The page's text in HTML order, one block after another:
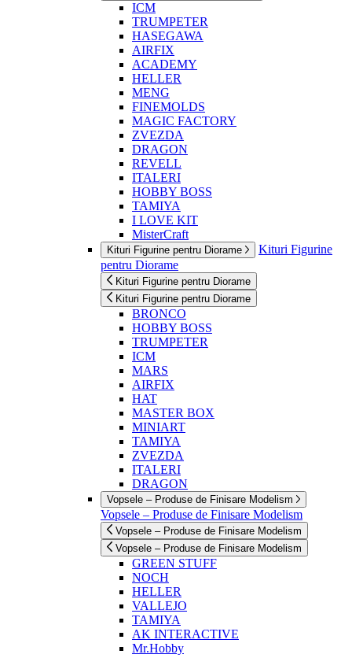
ICM
TRUMPETER
HASEGAWA
AIRFIX
ACADEMY
HELLER
MENG
FINEMOLDS
MAGIC FACTORY
ZVEZDA
DRAGON
REVELL
ITALERI
HOBBY BOSS
TAMIYA
I LOVE KIT
MisterCraft
Kituri Figurine pentru Diorame
Kituri Figurine
pentru Diorame
Kituri Figurine pentru Diorame
Kituri Figurine pentru Diorame
BRONCO
HOBBY BOSS
TRUMPETER
ICM
MARS
AIRFIX
HAT
MASTER BOX
MINIART
TAMIYA
ZVEZDA
ITALERI
DRAGON
Vopsele – Produse de Finisare Modelism
Vopsele – Produse de Finisare Modelism
Vopsele – Produse de Finisare Modelism
Vopsele – Produse de Finisare Modelism
GREEN STUFF
NOCH
HELLER
VALLEJO
TAMIYA
AK INTERACTIVE
Mr.Hobby